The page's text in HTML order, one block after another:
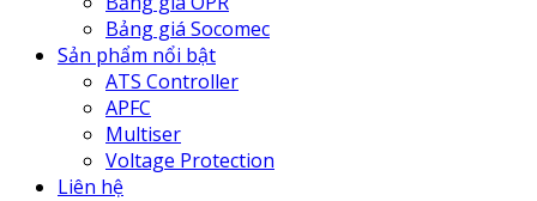
Bảng giá Socomec
Sản phẩm nổi bật
ATS Controller
APFC
Multiser
Voltage Protection
Liên hệ